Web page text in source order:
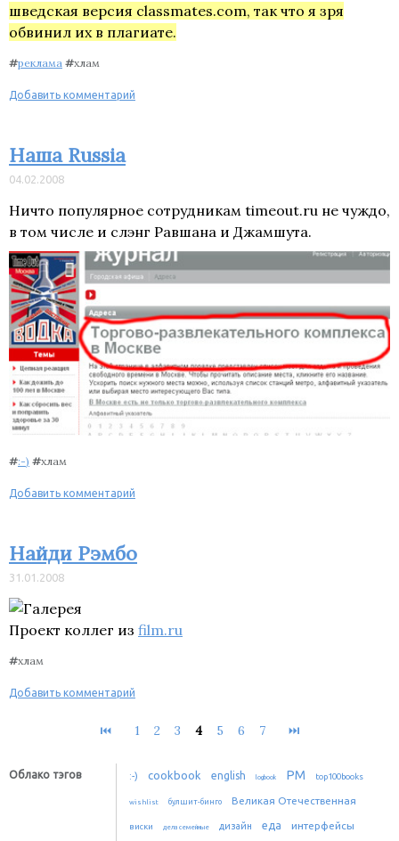
шведская версия classmates.com, так что я зря
обвинил их в плагиате.
#реклама #хлам
Добавить комментарий
Наша Russia
04.02.2008
Ничто популярное сотрудникам timeout.ru не чуждо,
в том числе и слэнг Равшана и Джамшута.
#:-) #хлам
Добавить комментарий
Найди Рэмбо
31.01.2008
Проект коллег из film.ru
#хлам
Добавить комментарий
⏮ 1 2 3 4 5 6 7 ⏭
Облако тэгов :-) cookbook english logbook PM top100books
wishlist булшит-бинго Великая Отечественная
виски дела семейные дизайн еда интерфейсы